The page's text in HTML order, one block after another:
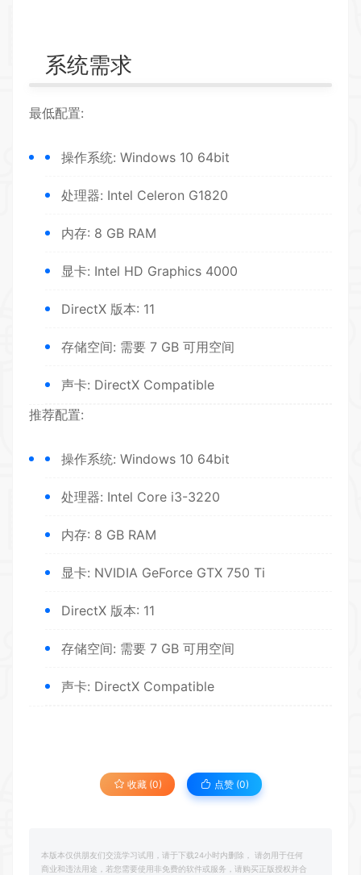
系统需求
最低配置:
操作系统: Windows 10 64bit
处理器: Intel Celeron G1820
内存: 8 GB RAM
显卡: Intel HD Graphics 4000
DirectX 版本: 11
存储空间: 需要 7 GB 可用空间
声卡: DirectX Compatible
推荐配置:
操作系统: Windows 10 64bit
处理器: Intel Core i3-3220
内存: 8 GB RAM
显卡: NVIDIA GeForce GTX 750 Ti
DirectX 版本: 11
存储空间: 需要 7 GB 可用空间
声卡: DirectX Compatible
收藏 (0) 点赞 (0)
本版本仅供朋友们交流学习试用，请于下载24小时内删除， 请勿用于任何
商业和违法用途，若您需要使用非免费的软件或服务，请购买正版授权并合